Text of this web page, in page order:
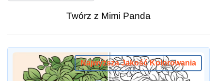
Twórz z Mimi Panda
Najwyższa Jakość Kolorowania